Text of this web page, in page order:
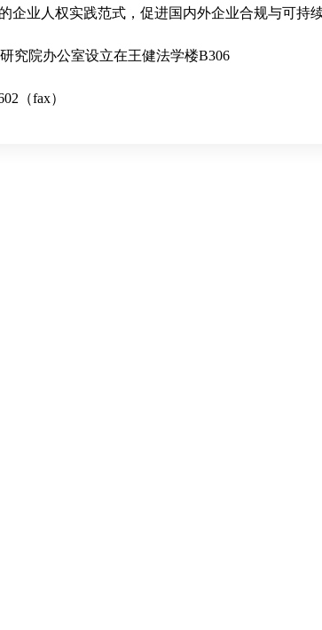
企业人权实践范式，促进国内外企业合规与可持续
究院办公室设立在王健法学楼B306
（fax）